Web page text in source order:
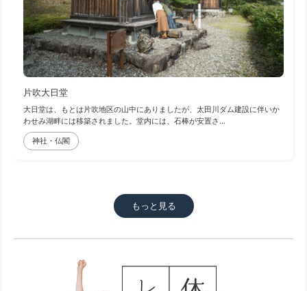
片吹大日堂
大日堂は、もとは片吹地区の山中にありましたが、太田川ダム建設に伴いか
わせみ湖畔には移築されました。堂内には、石棒が安置さ...
神社・仏閣
もっと見る